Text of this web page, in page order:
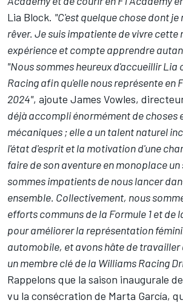
Lia Block. "C'est quelque chose dont je
rêver. Je suis impatiente de vivre cette
expérience et compte apprendre
"Nous sommes heureux d'accueillir Lia
Racing afin qu'elle nous représente en
2024", ajoute James Vowles,
déjà accompli énormément de choses
mécaniques ; elle a un talent naturel
l'état d'esprit et la motivation d'une
faire de son aventure en monoplace
sommes impatients de nous lancer
ensemble. Collectivement, nous
efforts communs de la Formule 1 et de
pour améliorer la représentation
automobile, et avons hâte de travailler
un membre clé de la Williams Racing
Rappelons que la saison inaugurale
vu la consécration de Marta García,